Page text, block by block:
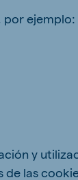
por ejemplo:
y
las
Ghana